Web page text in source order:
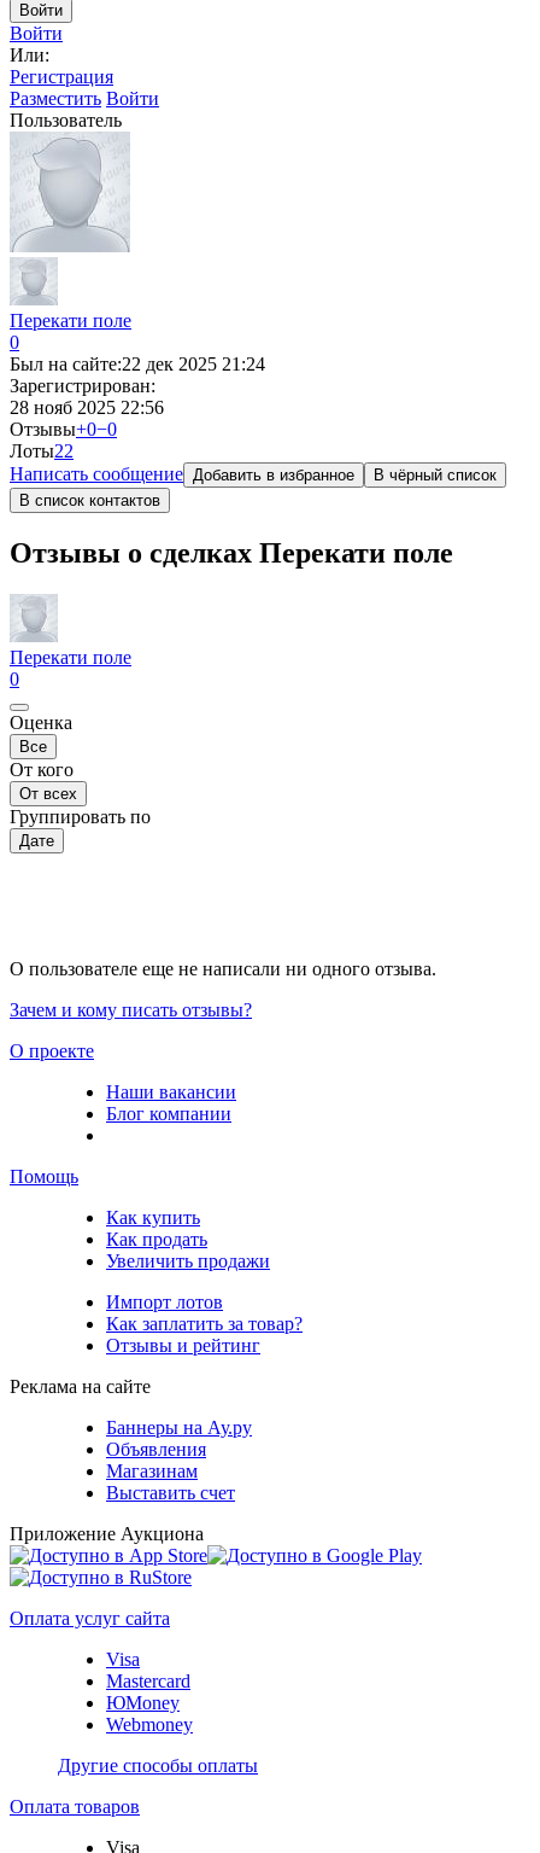
Войти
Войти
Или:
Регистрация
Разместить Войти
Пользователь
Перекати поле
0
Был на сайте:22 дек 2025 21:24
Зарегистрирован:
28 нояб 2025 22:56
Отзывы+0−0
Лоты22
Написать сообщение Добавить в избранное
В чёрный список
В список контактов
Отзывы о сделках Перекати поле
Перекати поле
0
Оценка
Все
От кого
От всех
Группировать по
Дате
О пользователе еще не написали ни одного отзыва.
Зачем и кому писать отзывы?
О проекте
Наши вакансии
Блог компании
Помощь
Как купить
Как продать
Увеличить продажи
Импорт лотов
Как заплатить за товар?
Отзывы и рейтинг
Реклама на сайте
Баннеры на Ау.ру
Объявления
Магазинам
Выставить счет
Приложение Аукциона
Оплата услуг сайта
Visa
Mastercard
ЮMoney
Webmoney
Другие способы оплаты
Оплата товаров
Visa